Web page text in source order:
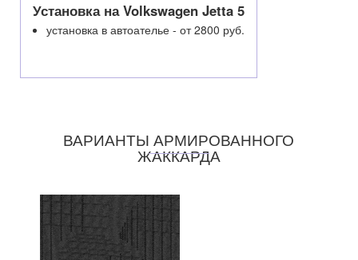
Установка на Volkswagen Jetta 5
установка в автоателье - от 2800 руб.
ВАРИАНТЫ АРМИРОВАННОГО
ЖАККАРДА